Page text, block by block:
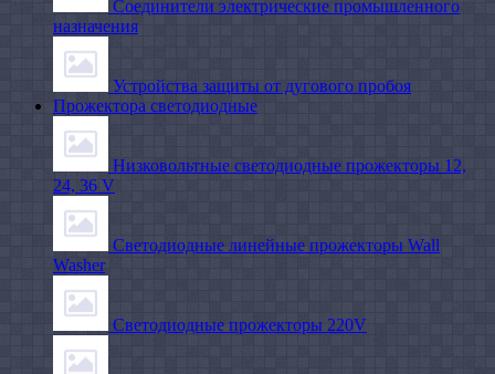
Соединители электрические промышленного
назначения
Устройства защиты от дугового пробоя
Прожектора светодиодные
Низковольтные светодиодные прожекторы 12,
24, 36 V
Светодиодные линейные прожекторы Wall
Washer
Светодиодные прожекторы 220V